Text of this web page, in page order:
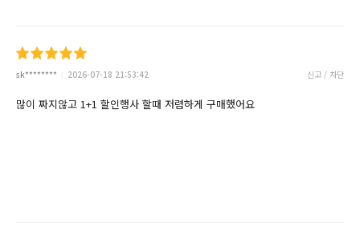
sk******** 2026-07-18 21:53:42 신고 / 차단
많이 짜지않고 1+1 할인행사 할때 저렴하게 구매했어요